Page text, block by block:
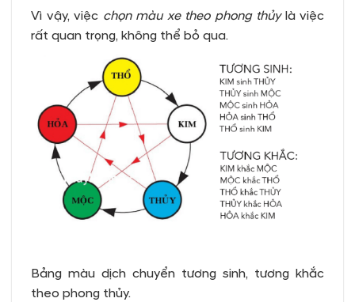
Vì vậy, việc chọn màu xe theo phong thủylà việc
rất quan trọng, không thể bỏ qua.
Bảng màu dịch chuyển tương sinh, tương khắc
theo phong thủy.